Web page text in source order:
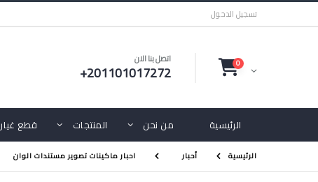
تسجيل الدخول
اتصل بنا الان
+201101017272 0
الرئيسية من نحن المنتجات قطع غيار
الرئيسية أحبار احبار ماكينات تصوير مستندات الوان